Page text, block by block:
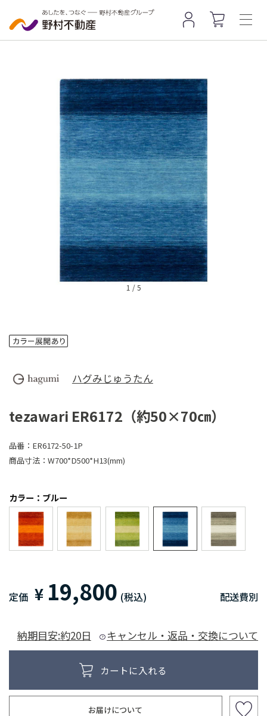
1 /5
ハグみじゅうたん
tezawari ER6172（約50×70㎝）
品番： ER6172-50-1P
商品寸法： W700*D500*H13(mm)
カラー：ブルー
定価 ¥ 19,800 (税込) 配送費別
納期目安:約20日 キャンセル・返品・交換について
お届けについて